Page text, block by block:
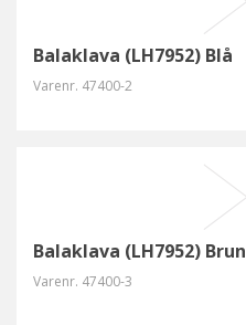
Balaklava (LH7952) Blå
Varenr. 47400-2
Balaklava (LH7952) Brun
Varenr. 47400-3